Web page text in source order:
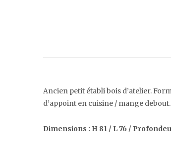
Ancien petit établi bois d’atelier.
d’appoint en cuisine / mange
Dimensions : H 81 / L 76 /